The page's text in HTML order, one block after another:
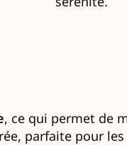
, ce qui permet de
parfaite pour